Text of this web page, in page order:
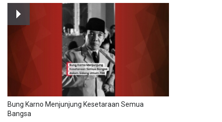
Bung Karno Menjunjung Kesetaraan Semua
Bangsa